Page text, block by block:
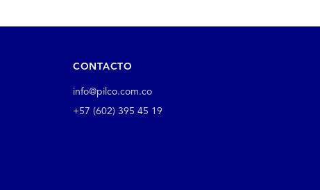
CONTACTO
info@pilco.com.co
+57 (602) 395 45 19